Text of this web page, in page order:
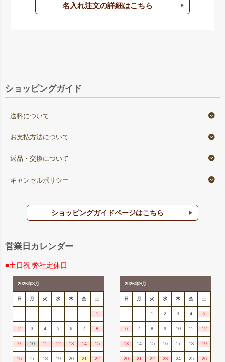
名入れ注文の詳細はこちら
ショッピングガイド
送料について
お支払方法について
返品・交換について
キャンセルポリシー
ショッピングガイドページはこちら
営業日カレンダー
■土日祝 弊社定休日
2026年8月
日 月 火 水 木 金 土
1
2 3 4 5 6 7 8
9 10 11 12 13 14 15
16 17 18 19 20 21 22
2026年9月
日 月 火 水 木 金 土
1 2 3 4 5
6 7 8 9 10 11 12
13 14 15 16 17 18 19
20 21 22 23 24 25 26